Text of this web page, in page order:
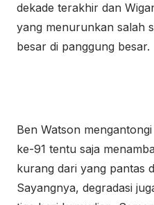
dekade terakhir dan
yang menurunkan salah
besar di panggung besar.
Ben Watson
ke-91 tentu saja
kurang dari yang pantas
Sayangnya, degradasi